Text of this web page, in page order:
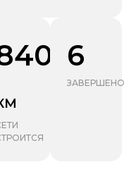
6
ЗАВЕРШЕНО